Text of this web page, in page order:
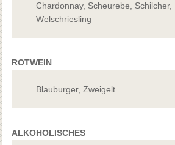
Chardonnay, Scheurebe, Schilcher,
Welschriesling
ROTWEIN
Blauburger, Zweigelt
ALKOHOLISCHES